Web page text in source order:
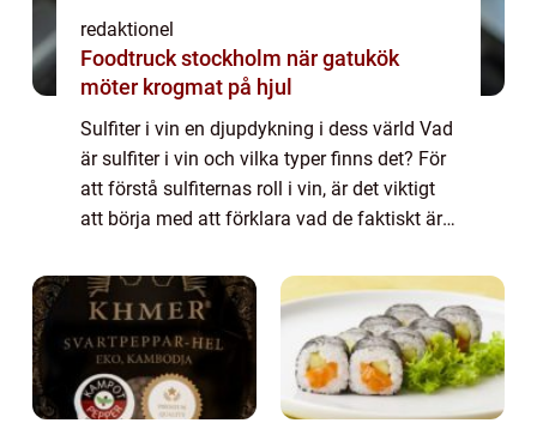
redaktionel
Foodtruck stockholm när gatukök
möter krogmat på hjul
Sulfiter i vin en djupdykning i dess värld Vad
är sulfiter i vin och vilka typer finns det? För
att förstå sulfiternas roll i vin, är det viktigt
att börja med att förklara vad de faktiskt är.
bevara och sky...